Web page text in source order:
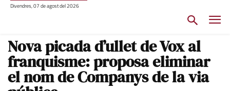
Divendres, 07 de agost del 2026
Nova picada d’ullet de Vox al
franquisme: proposa eliminar
el nom de Companys de la via